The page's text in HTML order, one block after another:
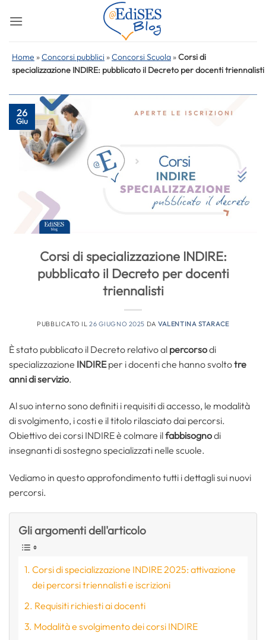
Home »Concorsi pubblici »Concorsi Scuola »Corsi di
specializzazione INDIRE: pubblicato il Decreto per docenti triennalisti
26
Giu
Corsi di specializzazione INDIRE:
pubblicato il Decreto per docenti
triennalisti
PUBBLICATO IL26 GIUGNO 2025 DAVALENTINA STARACE
È stato pubblicato il Decreto relativo al percorsodi
specializzazione INDIREper i docenti che hanno svoltotre
anni di servizio.
Al suo interno sono definiti i requisiti di accesso, le modalità
di svolgimento, i costi e il titolo rilasciato dai percorsi.
Obiettivo dei corsi INDIRE è colmare ilfabbisognodi
insegnanti di sostegno specializzati nelle scuole.
Vediamo in questo approfondimento tutti i dettagli sui nuovi
percorsi.
Gli argomenti dell'articolo
Corsi di specializzazione INDIRE 2025: attivazione
dei percorsi triennalisti e iscrizioni
Requisiti richiesti ai docenti
Modalità e svolgimento dei corsi INDIRE